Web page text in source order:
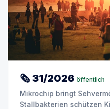
🗞 31/2026 öffentlich
Mikrochip bringt
Stallbakterien schützen